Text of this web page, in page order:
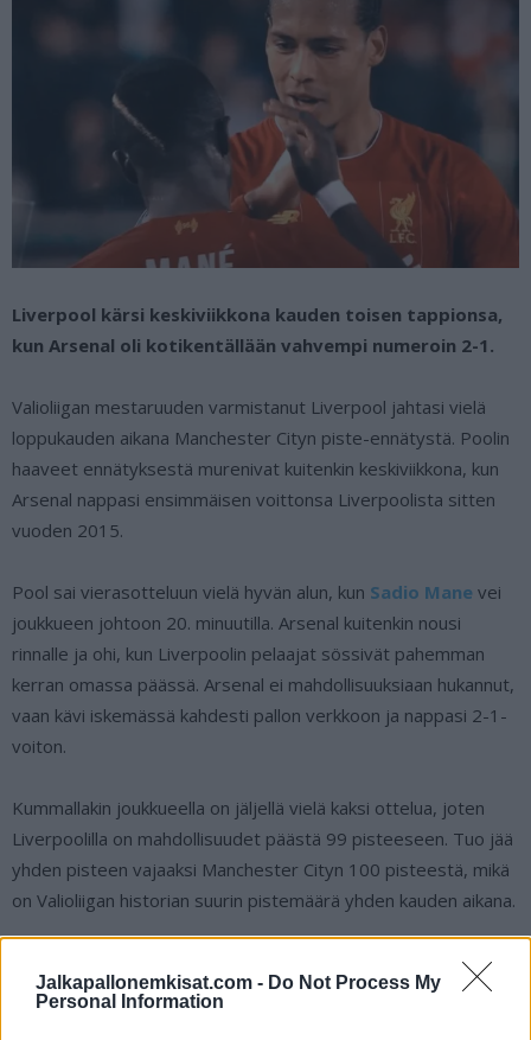
Jalkapallonemkisat.com - Do Not Process My
Personal Information
Liverpool kärsi keskiviikkona kauden toisen tappionsa,
kun Arsenal oli kotikentällään vahvempi numeroin 2-1.
Valioliigan mestaruuden varmistanut Liverpool jahtasi vielä
loppukauden aikana Manchester Cityn piste-ennätystä. Poolin
haaveet ennätyksestä murenivat kuitenkin keskiviikkona, kun
Arsenal nappasi ensimmäisen voittonsa Liverpoolista sitten
vuoden 2015.
Pool sai vierasotteluun vielä hyvän alun, kun Sadio Mane vei
joukkueen johtoon 20. minuutilla. Arsenal kuitenkin nousi
rinnalle ja ohi, kun Liverpoolin pelaajat sössivät pahemman
kerran omassa päässä. Arsenal ei mahdollisuuksiaan hukannut,
vaan kävi iskemässä kahdesti pallon verkkoon ja nappasi 2-1-
voiton.
Kummallakin joukkueella on jäljellä vielä kaksi ottelua, joten
Liverpoolilla on mahdollisuudet päästä 99 pisteeseen. Tuo jää
yhden pisteen vajaaksi Manchester Cityn 100 pisteestä, mikä
on Valioliigan historian suurin pistemäärä yhden kauden aikana.
Qatarin MM-kisat 2022 huipentuvat viikko ennen
joulua